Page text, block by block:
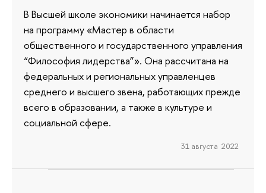
В Высшей школе экономики начинается набор
на программу «Мастер в области
общественного и государственного управления
“Философия лидерства”». Она рассчитана на
федеральных и региональных управленцев
среднего и высшего звена, работающих прежде
всего в образовании, а также в культуре и
социальной сфере.
31 августа 2022